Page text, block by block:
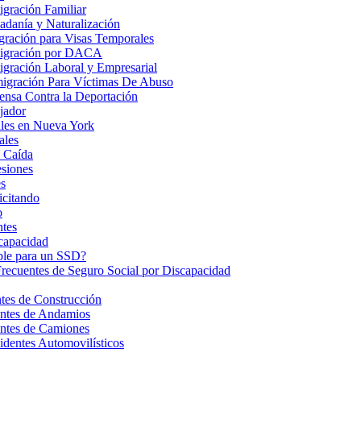
Familiar
y Naturalización
para Visas Temporales
por DACA
Laboral y Empresarial
Para Víctimas De Abuso
Contra la Deportación
en Nueva York
Caída
para un SSD?
de Seguro Social por Discapacidad
de Construcción
de Andamios
de Camiones
Automovilísticos